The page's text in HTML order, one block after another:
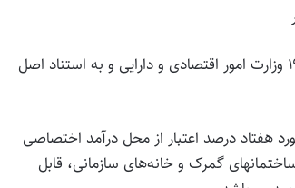
هیأت وزیران در جلسه ۲۱/۲/۱۳۹۳ به پیشنهاد شماره ۱۰۷۸/۵۶ مورخ ۱۹/۱/۱۳۹۳ وزارت امور اقتصادی و دارایی و به استناد اصل
ماده (۶۴) قانون محاسبـات عمومی کشور -مصوب ۱۳۶۶- در مورد هفتاد درصد اعتبار از محل درآمد اختصاصی
که برای تجهیز گمرک‌ها و ساختمانهای گمرک و خانه‌های سازمانی، قابل